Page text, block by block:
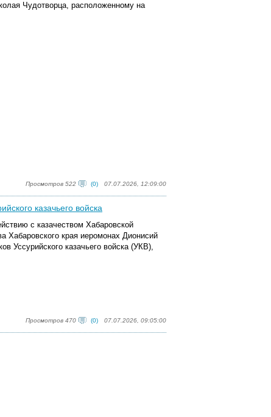
Чудотворца, расположенному на
Просмотров 522 (0) 07.07.2026, 12:09:00
казачьего войска
с казачеством Хабаровской
Хабаровского края иеромонах Дионисий
Уссурийского казачьего войска (УКВ),
Просмотров 470 (0) 07.07.2026, 09:05:00